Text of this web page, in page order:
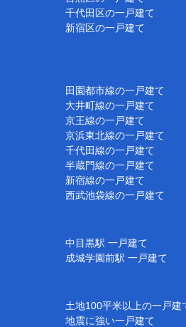
千代田区の一戸建て
新宿区の一戸建て
田園都市線の一戸建て
大井町線の一戸建て
京王線の一戸建て
京浜東北線の一戸建て
千代田線の一戸建て
半蔵門線の一戸建て
新宿線の一戸建て
西武池袋線の一戸建て
中目黒駅 一戸建て
成城学園前駅 一戸建て
土地100平米以上の一戸建
地震に強い一戸建て